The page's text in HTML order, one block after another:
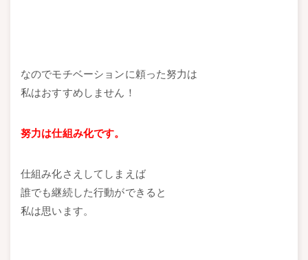
なのでモチベーションに頼った努力は
私はおすすめしません！
努力は仕組み化です。
仕組み化さえしてしまえば
誰でも継続した行動ができると
私は思います。